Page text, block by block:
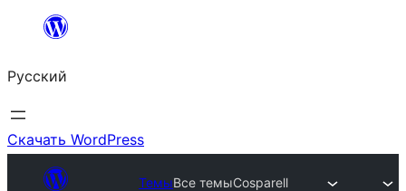
Перейти
содержимому
Русский
Скачать WordPress
ТемыВсе темыCosparell